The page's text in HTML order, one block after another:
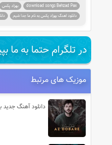
download songs Behzad Pax
بهزاد پکس
دانلود اهنگ بهزاد پکس به نام ما جدا شیم
در تلگرام حتما به ما
موزیک های مرتبط
دانلود آهنگ جدید